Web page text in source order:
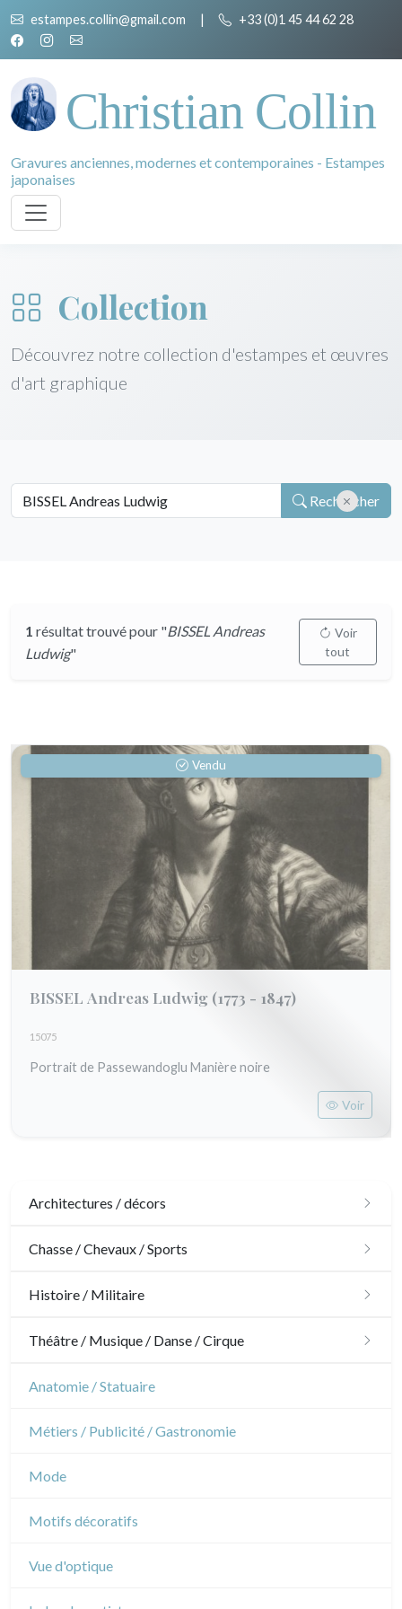
estampes.collin@gmail.com | +33 (0)1 45 44 62 28
Christian Collin
Gravures anciennes, modernes et contemporaines - Estampes
japonaises
Collection
Découvrez notre collection d'estampes et œuvres
d'art graphique
Rechercher
1 résultat trouvé pour "BISSEL Andreas
Ludwig"
Voir
tout
Vendu
BISSEL Andreas Ludwig (1773 - 1847)
15075
Portrait de Passewandoglu Manière noire
Voir
Architectures / décors
Architecture
Chasse / Chevaux / Sports
Chasse
Histoire / Militaire
Militaire
Théâtre / Musique / Danse / Cirque
Théâtre
Anatomie / Statuaire
Métiers / Publicité / Gastronomie
Mode
Motifs décoratifs
Vue d'optique